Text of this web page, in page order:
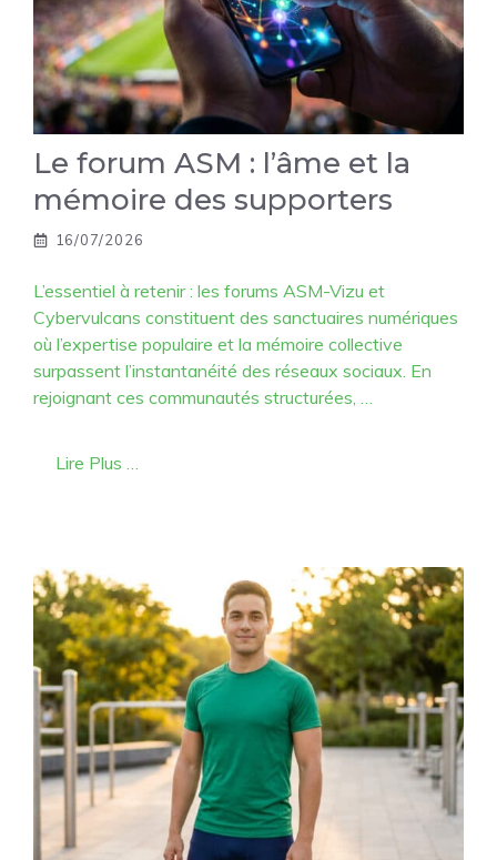
Le forum ASM : l’âme et la
mémoire des supporters
16/07/2026
L’essentiel à retenir : les forums ASM-Vizu et
Cybervulcans constituent des sanctuaires numériques
où l’expertise populaire et la mémoire collective
surpassent l’instantanéité des réseaux sociaux. En
rejoignant ces communautés structurées, …
Lire Plus …